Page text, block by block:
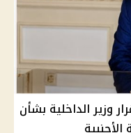
وزير الداخلية بشأن